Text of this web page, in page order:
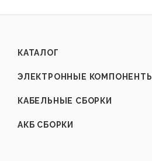
КАТАЛОГ
ЭЛЕКТРОННЫЕ КОМПОНЕНТЫ
КАБЕЛЬНЫЕ СБОРКИ
АКБ СБОРКИ